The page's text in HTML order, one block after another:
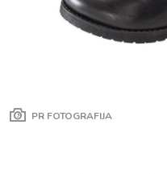
PR FOTOGRAFIJA